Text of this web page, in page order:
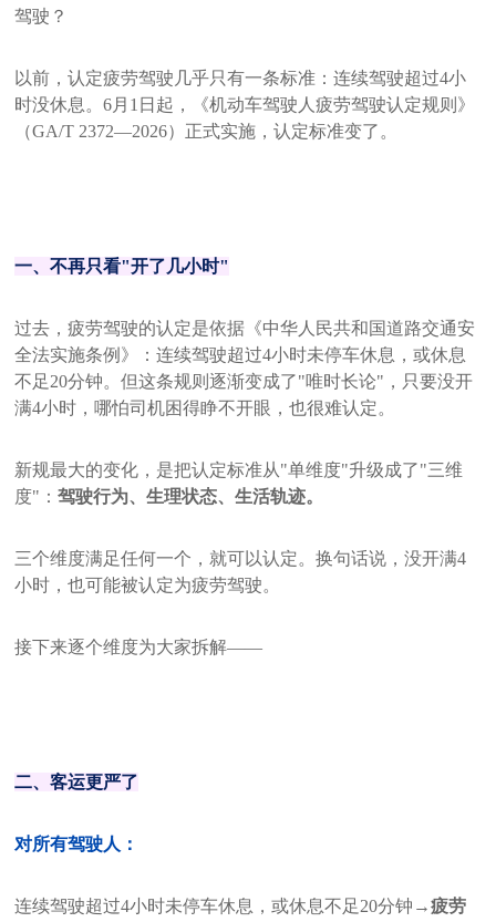
驾驶？
以前，认定疲劳驾驶几乎只有一条标准：连续驾驶超过4小
时没休息。6月1日起，《机动车驾驶人疲劳驾驶认定规则》
（GA/T 2372—2026）正式实施，认定标准变了。
一、不再只看"开了几小时"
过去，疲劳驾驶的认定是依据《中华人民共和国道路交通安
全法实施条例》：连续驾驶超过4小时未停车休息，或休息
不足20分钟。但这条规则逐渐变成了"唯时长论"，只要没开
满4小时，哪怕司机困得睁不开眼，也很难认定。
新规最大的变化，是把认定标准从"单维度"升级成了"三维
度"：驾驶行为、生理状态、生活轨迹。
三个维度满足任何一个，就可以认定。换句话说，没开满4
小时，也可能被认定为疲劳驾驶。
接下来逐个维度为大家拆解——
二、客运更严了
对所有驾驶人：
连续驾驶超过4小时未停车休息，或休息不足20分钟→疲劳